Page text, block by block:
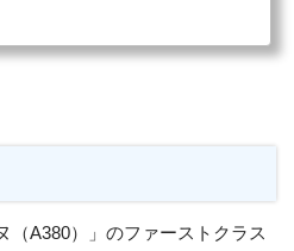
（A380）」のファーストクラス